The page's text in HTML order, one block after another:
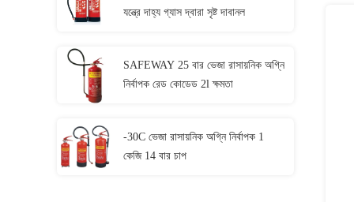
যন্ত্রে দাহ্য গ্যাস দ্বারা সৃষ্ট দাবানল
SAFEWAY 25 বার ভেজা রাসায়নিক অগ্নি
নির্বাপক রেড কোডেড 2l ক্ষমতা
-30C ভেজা রাসায়নিক অগ্নি নির্বাপক 1
কেজি 14 বার চাপ